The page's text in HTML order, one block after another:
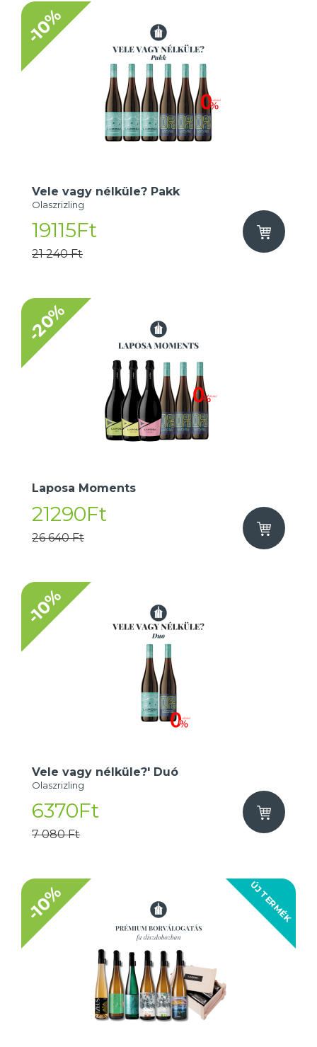
-10%
Vele vagy nélküle? Pakk
Olaszrizling
19115Ft
21 240 Ft
-20%
Laposa Moments
21290Ft
26 640 Ft
-10%
Vele vagy nélküle?' Duó
Olaszrizling
6370Ft
7 080 Ft
ÚJ TERMÉK
-10%